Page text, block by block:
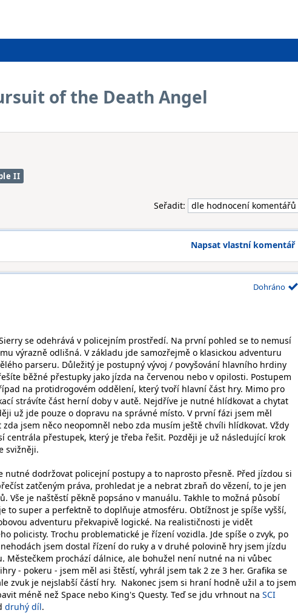
of the Death Angel
II
Seřadit:
Napsat vlastní komentář
Dohráno
se odehrává v policejním prostředí. Na první pohled se to nemusí
výrazně odlišná. V základu jde samozřejmě o klasickou adventuru
parseru. Důležitý je postupný vývoj / povyšování hlavního hrdiny
běžné přestupky jako jízda na červenou nebo v opilosti. Postupem
na protidrogovém oddělení, který tvoří hlavní část hry. Mimo pro
strávíte část herní doby v autě. Nejdříve je nutné hlídkovat a chytat
už jde pouze o dopravu na správné místo. V první fázi jsem měl
jsem něco neopomněl nebo zda musím ještě chvíli hlídkovat. Vždy
centrála přestupek, který je třeba řešit. Později je už následující krok
svižněji.
nutné dodržovat policejní postupy a to naprosto přesně. Před jízdou si
zatčeným práva, prohledat je a nebrat zbraň do vězení, to je jen
Vše je naštěstí pěkně popsáno v manuálu. Takhle to možná působí
to super a perfektně to doplňuje atmosféru. Obtížnost je spíše vyšší,
adventuru překvapivě logické. Na realističnosti je vidět
policisty. Trochu problematické je řízení vozidla. Jde spíše o zvyk, po
jsem dostal řízení do ruky a v druhé polovině hry jsem jízdu
Městečkem prochází dálnice, ale bohužel není nutné na ni vůbec
- pokeru - jsem měl asi štěstí, vyhrál jsem tak 2 ze 3 her. Grafika se
zvuk je nejslabší částí hry. Nakonec jsem si hraní hodně užil a to jsem
méně než Space nebo King's Questy. Teď se jdu vrhnout na SCI
druhý díl.